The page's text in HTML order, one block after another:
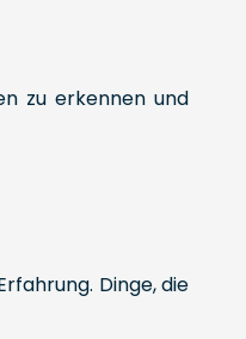
zu erkennen und
Dinge, die